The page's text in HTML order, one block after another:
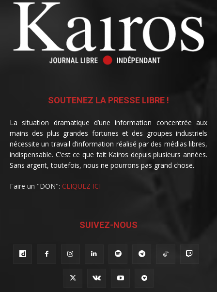
SOUTENEZ LA PRESSE LIBRE !
La situation dramatique d’une information concentrée aux
mains des plus grandes fortunes et des groupes industriels
nécessite un travail d’information réalisé par des médias libres,
indispensable. C’est ce que fait Kairos depuis plusieurs années.
Sans argent, toutefois, nous ne pourrons pas grand chose.
Faire un "DON": CLIQUEZ ICI
SUIVEZ-NOUS